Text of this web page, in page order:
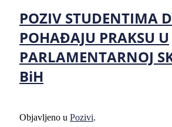
POZIV STUDENTIMA
POHAĐAJU PRAKSU U
PARLAMENTARNOJ
BiH
Objavljeno u Pozivi.